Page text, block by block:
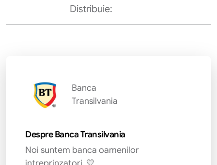
Distribuie:
Banca
Transilvania
Despre Banca Transilvania
Noi suntem banca oamenilor